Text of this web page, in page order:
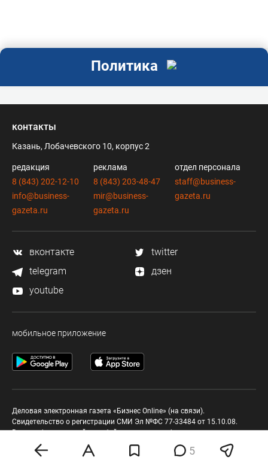
5
Политика
контакты
Казань, Лобачевского 10, корпус 2
редакция
8 (843) 202-12-10
info@business-
gazeta.ru
реклама
8 (843) 203-48-47
mir@business-
gazeta.ru
отдел персонала
staff@business-
gazeta.ru
вконтакте
twitter
telegram
дзен
youtube
мобильное приложение
Деловая электронная газета «Бизнес Online» (на связи).
Свидетельство о регистрации СМИ Эл №ФС 77-33484 от 15.10.08.
Выдано федеральной службой по надзору в сфере связи и массовых
коммуникаций.
Учредитель ООО «Бизнес Медия Холдинг»